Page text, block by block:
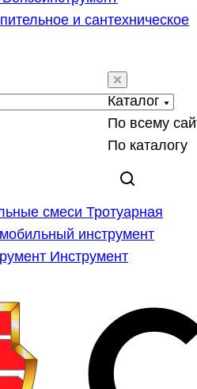
и сантехническое
Каталог
По всему
По каталогу
смеси Тротуарная
инструмент
Инструмент